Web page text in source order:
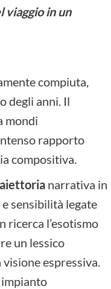
viaggio in un
compiuta,
degli anni. Il
mondi
rapporto
compositiva.
narrativa in
sensibilità legate
ricerca l’esotismo
un lessico
espressiva.
impianto